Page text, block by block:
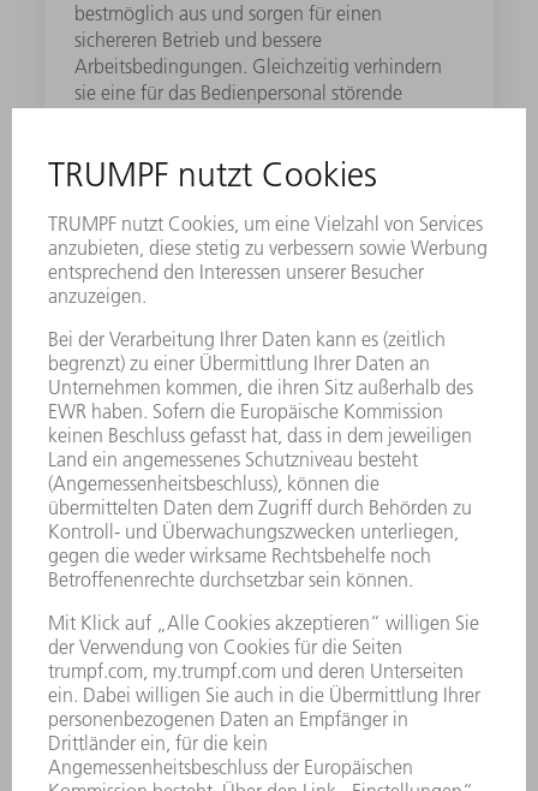
bestmöglich aus und sorgen für einen
sichereren Betrieb und bessere
Arbeitsbedingungen. Gleichzeitig verhindern
sie eine für das Bedienpersonal störende
Tool Indicator mit
Statusanzeige
Rüsten mit Leuchtanzeige: Die LED-Leiste in der
Oberwerkzeugklemmung zeigt genau, wo die
Werkzeugstationen gerüstet werden sollten. Sie
visualisiert auch den aktuellen Maschinenstatus
und zeigt, an welcher Werkzeugstation die
nächste Biegung ausgeführt wird. Die
Leuchtzeichen ersparen unnötige Wege zum
Bedienpult.